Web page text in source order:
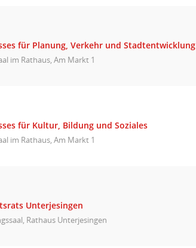
für Planung, Verkehr und Stadtentwicklung
im Rathaus, Am Markt 1
für Kultur, Bildung und Soziales
im Rathaus, Am Markt 1
Unterjesingen
Rathaus Unterjesingen